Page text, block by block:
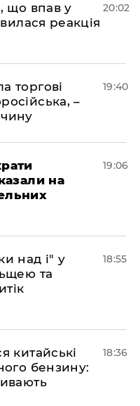
що впав у
реакція
20:02
торгові
–
19:40
на
19:06
над і" у
та
18:55
китайські
бензину:
18:36